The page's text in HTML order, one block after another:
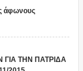
άφωνους
ΓΙΑ ΤΗΝ ΠΑΤΡΙΔΑ